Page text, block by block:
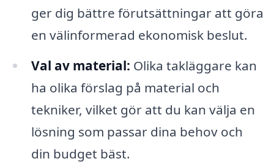
ger dig bättre förutsättningar att göra
en välinformerad ekonomisk beslut.
Val av material: Olika takläggare kan
ha olika förslag på material och
tekniker, vilket gör att du kan välja en
lösning som passar dina behov och
din budget bäst.